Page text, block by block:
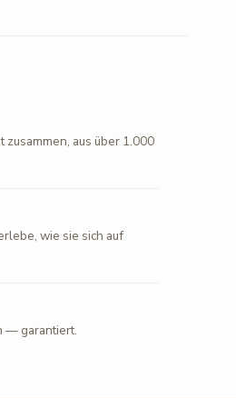
aus über 1.000
wie sie sich auf
— garantiert.